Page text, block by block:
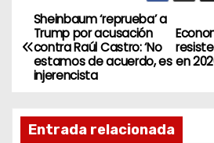
N
a
e
en
Sheinbaum ‘reprueba’ a
Trump por acusación
contra Raúl Castro: ‘No
estamos de acuerdo, es
injerencista
Entrada relacionada